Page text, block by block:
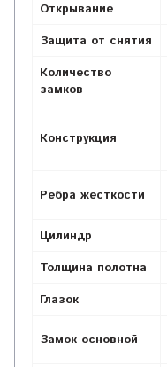
Открывание
Защита от снятия
Количество
замков
Конструкция
Ребра жесткости
Цилиндр
Толщина полотна
Глазок
Замок основной